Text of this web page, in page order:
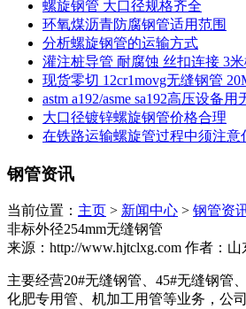
螺旋钢管 大口径规格齐全
环氧煤沥青防腐钢管适用范围
分析螺旋钢管的运输方式
灌注桩导管 耐腐蚀 丝扣连接 3
现货零切 12cr1movg无缝钢管
astm a192/asme sa192高压设备
大口径镀锌螺旋钢管价格合理
在铁路运输螺旋管过程中须注
钢管资讯
当前位置： 主页 > 新闻中心 > 钢管资
非标外径254mm无缝钢管
来源：http://www.hjtclxg.com 作者：山
主要经营20#无缝钢管、45#无缝钢管
化肥专用管、机加工用管等业务，公